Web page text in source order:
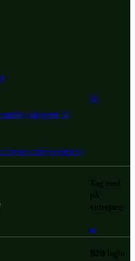
Se
smiley-rapporter Se
engros smiley-rapporter
Tag med
på
vinrejsen
B2B login